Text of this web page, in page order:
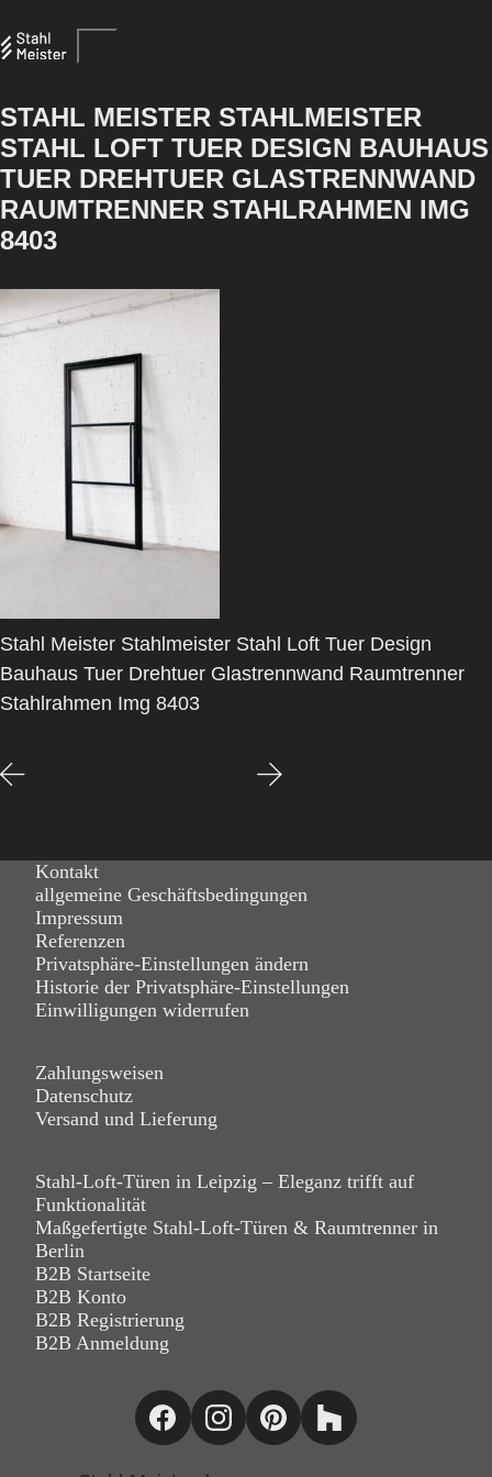
STAHL MEISTER STAHLMEISTER
STAHL LOFT TUER DESIGN BAUHAUS
TUER DREHTUER GLASTRENNWAND
RAUMTRENNER STAHLRAHMEN IMG
8403
Stahl Meister Stahlmeister Stahl Loft Tuer Design
Bauhaus Tuer Drehtuer Glastrennwand Raumtrenner
Stahlrahmen Img 8403
Kontakt
allgemeine Geschäftsbedingungen
Impressum
Referenzen
Privatsphäre-Einstellungen ändern
Historie der Privatsphäre-Einstellungen
Einwilligungen widerrufen
Zahlungsweisen
Datenschutz
Versand und Lieferung
Stahl-Loft-Türen in Leipzig – Eleganz trifft auf
Funktionalität
Maßgefertigte Stahl-Loft-Türen & Raumtrenner in
Berlin
B2B Startseite
B2B Konto
B2B Registrierung
B2B Anmeldung